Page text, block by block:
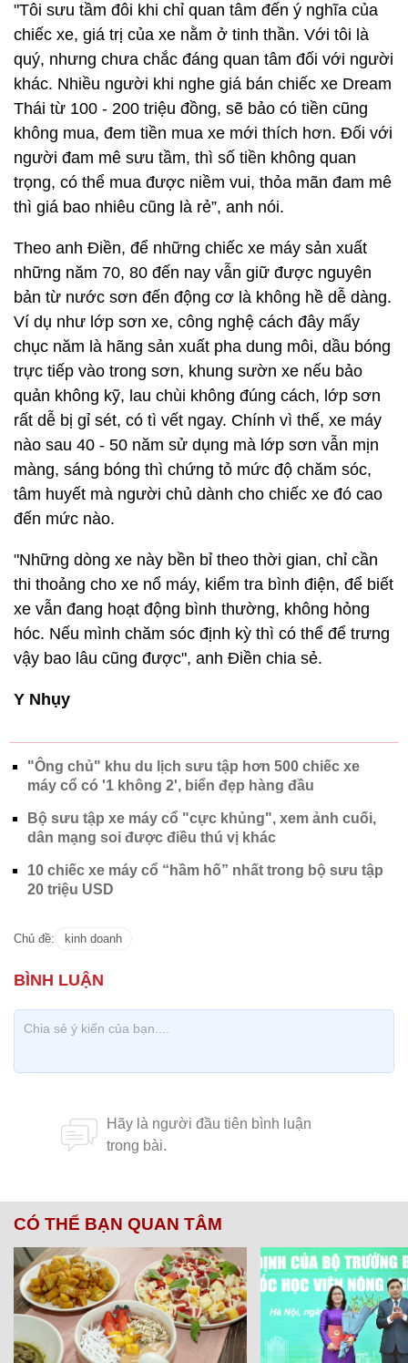
"Tôi sưu tầm đôi khi chỉ quan tâm đến ý nghĩa của
chiếc xe, giá trị của xe nằm ở tinh thần. Với tôi là
quý, nhưng chưa chắc đáng quan tâm đối với người
khác. Nhiều người khi nghe giá bán chiếc xe Dream
Thái từ 100 - 200 triệu đồng, sẽ bảo có tiền cũng
không mua, đem tiền mua xe mới thích hơn. Đối với
người đam mê sưu tầm, thì số tiền không quan
trọng, có thể mua được niềm vui, thỏa mãn đam mê
thì giá bao nhiêu cũng là rẻ”, anh nói.
Theo anh Điền, để những chiếc xe máy sản xuất
những năm 70, 80 đến nay vẫn giữ được nguyên
bản từ nước sơn đến động cơ là không hề dễ dàng.
Ví dụ như lớp sơn xe, công nghệ cách đây mấy
chục năm là hãng sản xuất pha dung môi, dầu bóng
trực tiếp vào trong sơn, khung sườn xe nếu bảo
quản không kỹ, lau chùi không đúng cách, lớp sơn
rất dễ bị gỉ sét, có tì vết ngay. Chính vì thế, xe máy
nào sau 40 - 50 năm sử dụng mà lớp sơn vẫn mịn
màng, sáng bóng thì chứng tỏ mức độ chăm sóc,
tâm huyết mà người chủ dành cho chiếc xe đó cao
đến mức nào.
"Những dòng xe này bền bỉ theo thời gian, chỉ cần
thi thoảng cho xe nổ máy, kiểm tra bình điện, để biết
xe vẫn đang hoạt động bình thường, không hỏng
hóc. Nếu mình chăm sóc định kỳ thì có thể để trưng
vậy bao lâu cũng được", anh Điền chia sẻ.
Y Nhụy
"Ông chủ" khu du lịch sưu tập hơn 500 chiếc xe
máy cổ có '1 không 2', biển đẹp hàng đầu
Bộ sưu tập xe máy cổ "cực khủng", xem ảnh cuối,
dân mạng soi được điều thú vị khác
10 chiếc xe máy cổ “hầm hố” nhất trong bộ sưu tập
20 triệu USD
Chủ đề: kinh doanh
CÓ THỂ BẠN QUAN TÂM